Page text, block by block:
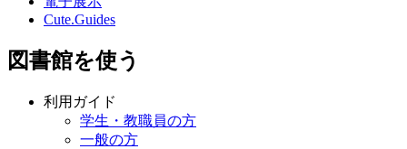
Cute.Guides
図書館を使う
利用ガイド
学生・教職員の方
一般の方